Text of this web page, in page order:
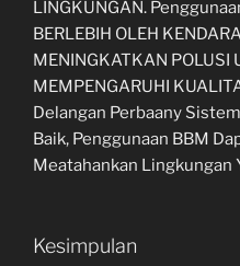
LINGKUNGAN.
BERLEBIH OLEH
MENINGKATKAN POLUSI
MEMPENGARUHI
Delangan Perbaany
Baik, Penggunaan BBM
Meatahankan Lingkungan
Kesimpulan